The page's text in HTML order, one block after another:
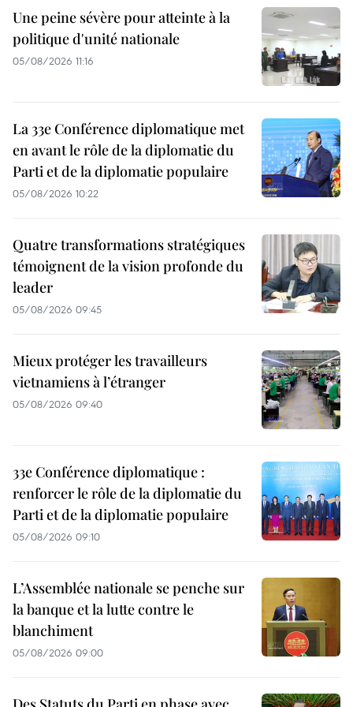
Une peine sévère pour atteinte à la
politique d'unité nationale
05/08/2026 11:16
La 33e Conférence diplomatique met
en avant le rôle de la diplomatie du
Parti et de la diplomatie populaire
05/08/2026 10:22
Quatre transformations stratégiques
témoignent de la vision profonde du
leader
05/08/2026 09:45
Mieux protéger les travailleurs
vietnamiens à l’étranger
05/08/2026 09:40
33e Conférence diplomatique :
renforcer le rôle de la diplomatie du
Parti et de la diplomatie populaire
05/08/2026 09:10
L’Assemblée nationale se penche sur
la banque et la lutte contre le
blanchiment
05/08/2026 09:00